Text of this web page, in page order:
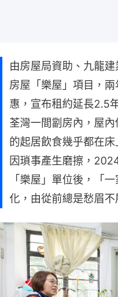
由房屋局資助、九龍
房屋「樂屋」項目，
惠，宣布租約延長2.5
荃灣一間劏房內，屋
的起居飲食幾乎都在
因瑣事產生磨擦，
「樂屋」單位後，「
化，由從前總是愁眉不